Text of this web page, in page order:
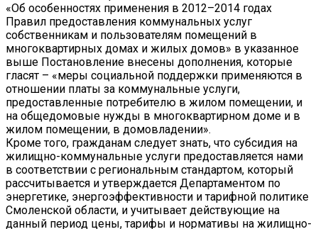
«Об особенностях применения в 2012–2014 годах
Правил предоставления коммунальных услуг
собственникам и пользователям помещений в
многоквартирных домах и жилых домов» в указанное
выше Постановление внесены дополнения, которые
гласят – «меры социальной поддержки применяются в
отношении платы за коммунальные услуги,
предоставленные потребителю в жилом помещении, и
на общедомовые нужды в многоквартирном доме и в
жилом помещении, в домовладении».
Кроме того, гражданам следует знать, что субсидия на
жилищно-коммунальные услуги предоставляется нами
в соответствии с региональным стандартом, который
рассчитывается и утверждается Департаментом по
энергетике, энергоэффективности и тарифной политике
Смоленской области, и учитывает действующие на
данный период цены, тарифы и нормативы на жилищно-